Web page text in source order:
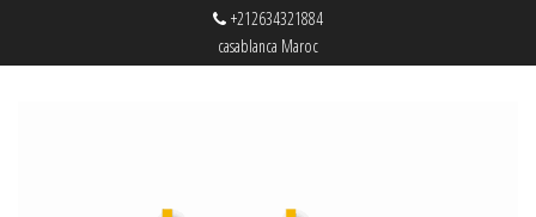
+212634321884
casablanca Maroc